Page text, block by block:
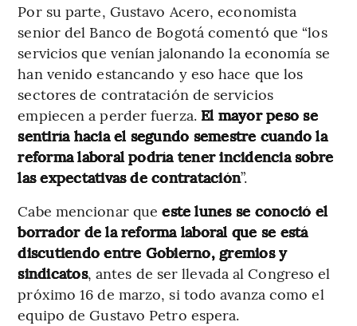
Por su parte, Gustavo Acero, economista
senior del Banco de Bogotá comentó que “los
servicios que venían jalonando la economía se
han venido estancando y eso hace que los
sectores de contratación de servicios
empiecen a perder fuerza. El mayor peso se
sentiría hacia el segundo semestre cuando la
reforma laboral podría tener incidencia sobre
las expectativas de contratación”.
Cabe mencionar queeste lunes se conoció el
borrador de la reforma laboral que se está
discutiendo entre Gobierno, gremios y
sindicatos, antes de ser llevada al Congreso el
próximo 16 de marzo, si todo avanza como el
equipo de Gustavo Petro espera.